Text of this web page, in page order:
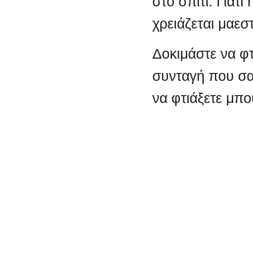
χρειάζεται
Δοκιμάστε να
συνταγή που
να φτιάξετε